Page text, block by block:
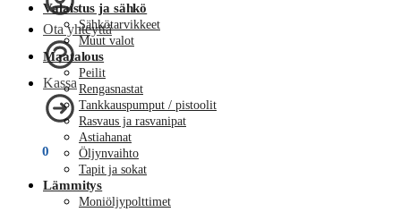
Ota yhteyttä
Kassa
0
Valaistus ja sähkö
Sähkötarvikkeet
Muut valot
Maatalous
Peilit
Rengasnastat
Tankkauspumput / pistoolit
Rasvaus ja rasvanipat
Astiahanat
Öljynvaihto
Tapit ja sokat
Lämmitys
Moniöljypolttimet